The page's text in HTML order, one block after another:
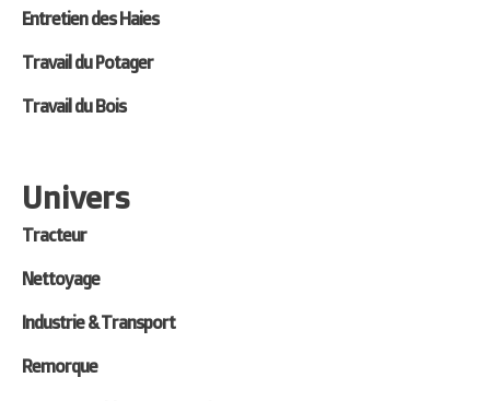
Entretien des Haies
Travail du Potager
Travail du Bois
Univers
Tracteur
Nettoyage
Industrie & Transport
Remorque